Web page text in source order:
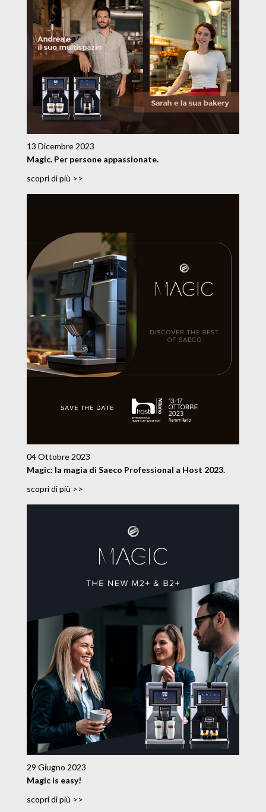
13 Dicembre 2023
Magic. Per persone appassionate.
scopri di più >>
04 Ottobre 2023
Magic: la magia di Saeco Professional a Host 2023.
scopri di più >>
29 Giugno 2023
Magic is easy!
scopri di più >>